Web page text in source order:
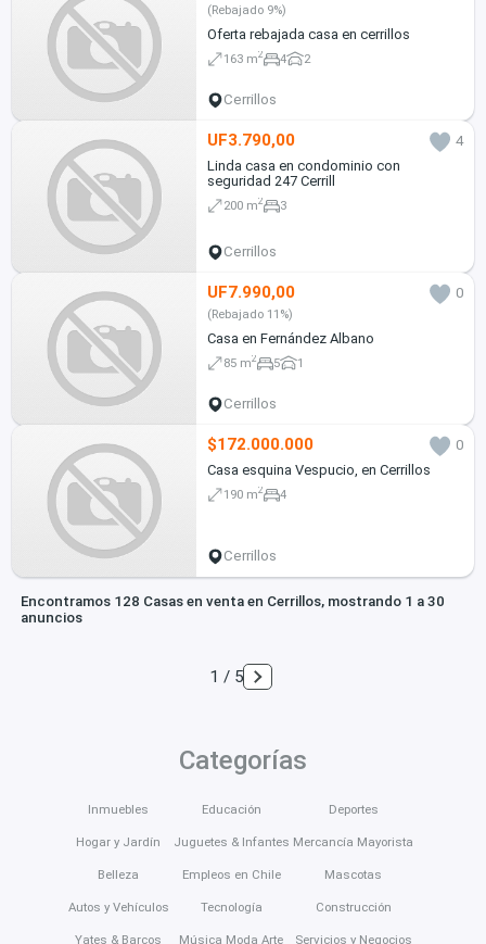
(Rebajado 9%)
Oferta rebajada casa en cerrillos
163 m2 4 2
Cerrillos
UF3.790,00
4
Linda casa en condominio con
seguridad 247 Cerrill
200 m2 3
Cerrillos
UF7.990,00 0
(Rebajado 11%)
Casa en Fernández Albano
85 m2 5 1
Cerrillos
$172.000.000
0
Casa esquina Vespucio, en Cerrillos
190 m2 4
Cerrillos
Encontramos 128 Casas en venta en Cerrillos, mostrando 1 a 30
anuncios
1 / 5
Categorías
Inmuebles
Hogar y Jardín
Belleza
Autos y Vehículos
Yates & Barcos
Educación
Juguetes & Infantes
Empleos en Chile
Tecnología
Música Moda Arte
Deportes
Mercancía Mayorista
Mascotas
Construcción
Servicios y Negocios